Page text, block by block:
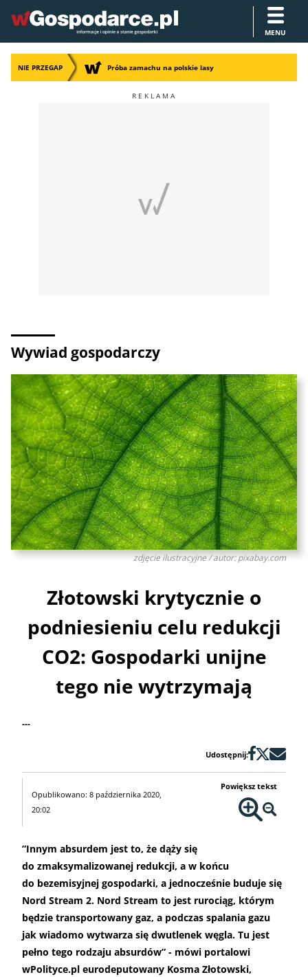
MENU
NIE PRZEGAP Próba zamachu na polskie lasy
Wywiad gospodarczy
zdjęcie ilustracyjne / autor: pixabay.com
Złotowski krytycznie o
podniesieniu celu redukcji
CO2: Gospodarki unijne
tego nie wytrzymają
---
Udostępnij:
Opublikowano: 8 października 2020,
20:02
Powiększ tekst
”Innym absurdem jest to, że dąży się
do zmaksymalizowanej redukcji, a w końcu
do bezemisyjnej gospodarki, a jednocześnie buduje się
Nord Stream 2. Nord Stream to jest rurociąg, którym
będzie transportowany gaz, a podczas spalania gazu
jak wiadomo wytwarza się dwutlenek węgla. Tu jest
pełno tego rodzaju absurdów” - mówi portalowi
wPolityce.pl eurodeputowany Kosma Złotowski,